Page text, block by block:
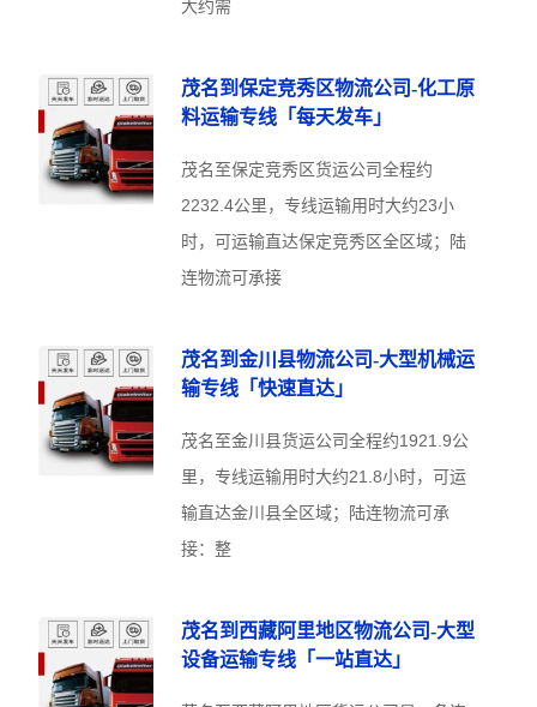
大约需
茂名到保定竞秀区物流公司-化工原
料运输专线「每天发车」
茂名至保定竞秀区货运公司全程约
2232.4公里，专线运输用时大约23小
时，可运输直达保定竞秀区全区域；陆
连物流可承接
茂名到金川县物流公司-大型机械运
输专线「快速直达」
茂名至金川县货运公司全程约1921.9公
里，专线运输用时大约21.8小时，可运
输直达金川县全区域；陆连物流可承
接：整
茂名到西藏阿里地区物流公司-大型
设备运输专线「一站直达」